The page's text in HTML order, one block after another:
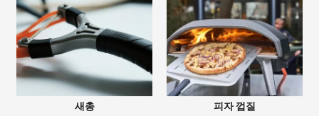
새총 피자 껍질